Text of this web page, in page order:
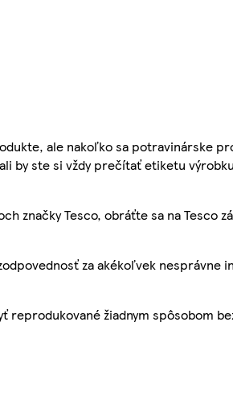
ale nakoľko sa potravinárske
by ste si vždy prečítať etiketu
značky Tesco, obráťte sa na Tesco
za akékoľvek nesprávne
žiadnym spôsobom